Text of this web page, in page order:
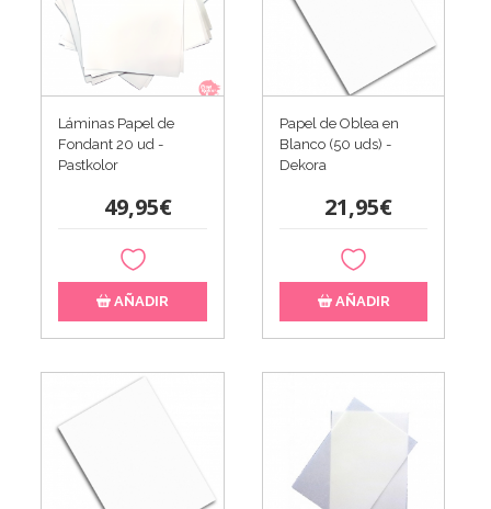
Láminas Papel de
Fondant 20 ud -
Pastkolor
49,95€
AÑADIR
Papel de Oblea en
Blanco (50 uds) -
Dekora
21,95€
AÑADIR